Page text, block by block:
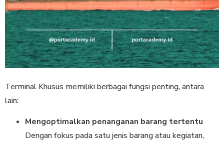
Terminal Khusus memiliki berbagai fungsi penting, antara
lain:
Mengoptimalkan penanganan barang tertentu
Dengan fokus pada satu jenis barang atau kegiatan,